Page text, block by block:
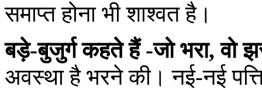
समाप्त होना भी शाश्वत है।
बड़े-बुजुर्ग कहते हैं -जो भरा, वो
अवस्था है भरने की। नई-नई